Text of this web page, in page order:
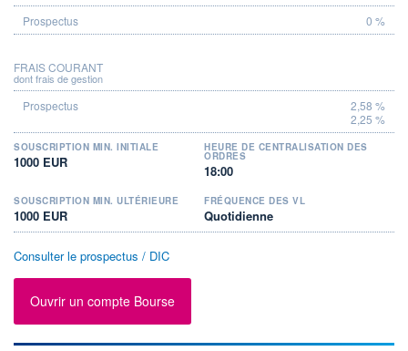
0 %
FRAIS COURANT
dont frais de gestion
2,58 %
2,25 %
SOUSCRIPTION MIN. INITIALE
1000 EUR
HEURE DE CENTRALISATION DES
ORDRES
18:00
SOUSCRIPTION MIN. ULTÉRIEURE
1000 EUR
FRÉQUENCE DES VL
Quotidienne
Consulter le prospectus / DIC
Ouvrir un compte Bourse